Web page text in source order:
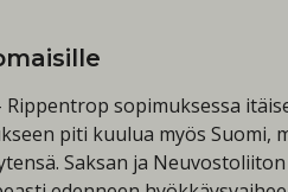
sopimuksessa
piti kuulua myös Suomi,
Saksan ja